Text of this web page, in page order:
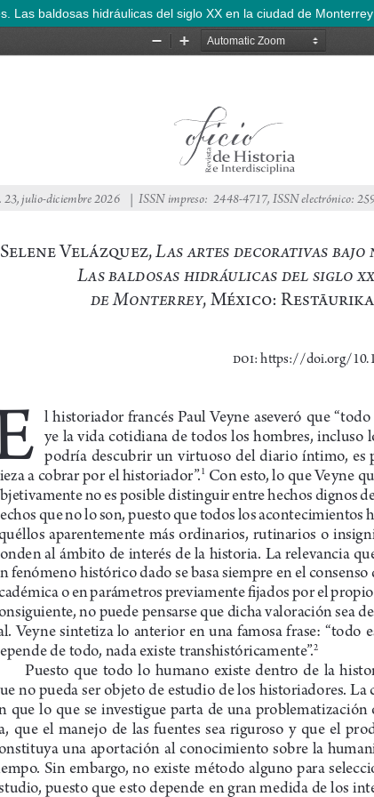
Las baldosas hidráulicas del siglo XX en la ciudad de Monterrey